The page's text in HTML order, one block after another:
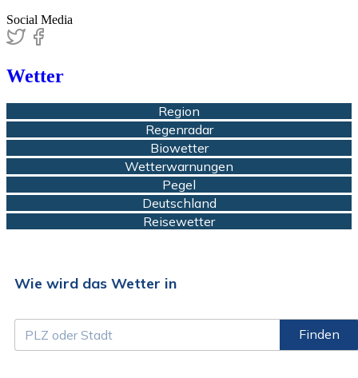
Social Media
Wetter
Region
Regenradar
Biowetter
Wetterwarnungen
Pegel
Deutschland
Reisewetter
Wie wird das Wetter in
Finden